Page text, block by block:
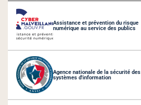
Assistance et prévention du risque
numérique au service des publics
Agence nationale de la sécurité des
systèmes d'information